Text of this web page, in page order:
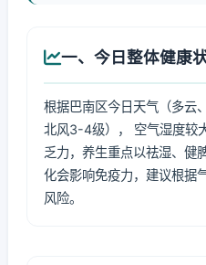
一、今日整体健康
根据巴南区今日天气（多
北风3-4级）， 空气湿度较
乏力，养生重点以祛湿、健
化会影响免疫力，建议根据
风险。